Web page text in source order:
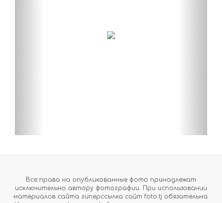
Все права на опубликованные фото принадлежат
исключительно автору фотографии. При использовании
материалов сайта гиперссылка сайт foto.tj обязательна.